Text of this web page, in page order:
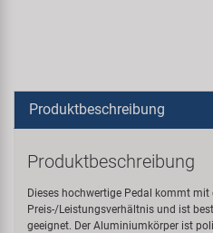
Produktbeschreibung
Produktbeschreibung
Dieses hochwertige Pedal kommt mit
Preis-/Leistungsverhältnis und ist
geeignet. Der Aluminiumkörper ist